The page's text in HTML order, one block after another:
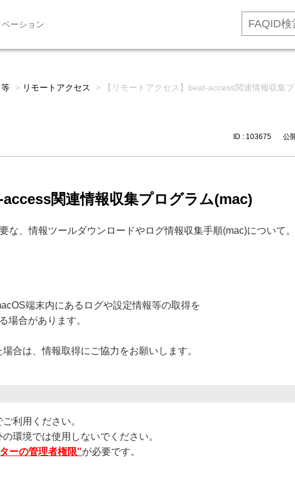
ーション
> リモートアクセス > 【リモートアクセス】beat-access関連情報収集
ID : 103675 公
access関連情報収集プログラム(mac)
な、情報ツールダウンロードやログ情報収集手順(mac)について。
端末内にあるログや設定情報等の取得を
場合があります。
合は、情報取得にご協力をお願いします。
利用ください。
環境では使用しないでください。
ーの管理者権限"が必要です。